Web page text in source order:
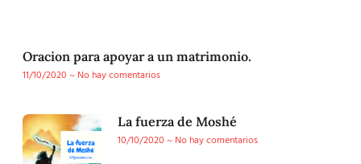
Oracion para apoyar a un matrimonio.
11/10/2020
No hay comentarios
La fuerza de Moshé
10/10/2020
No hay comentarios